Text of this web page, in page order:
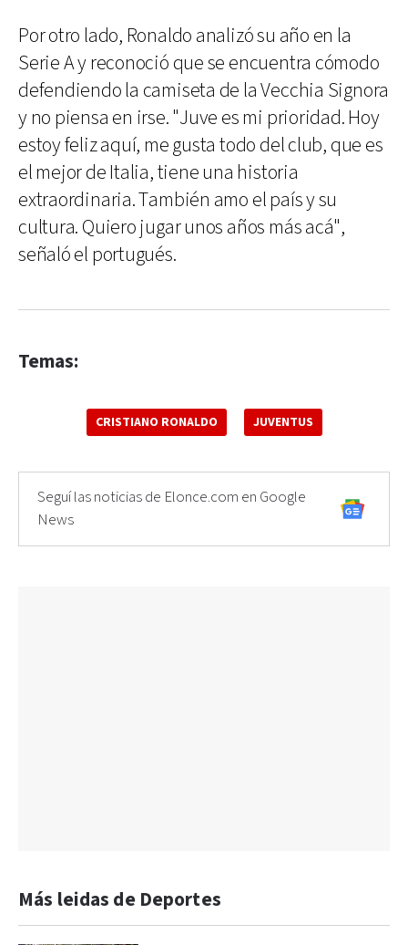
Por otro lado, Ronaldo analizó su año en la
Serie A y reconoció que se encuentra cómodo
defendiendo la camiseta de la Vecchia Signora
y no piensa en irse. "Juve es mi prioridad. Hoy
estoy feliz aquí, me gusta todo del club, que es
el mejor de Italia, tiene una historia
extraordinaria. También amo el país y su
cultura. Quiero jugar unos años más acá",
señaló el portugués.
Temas:
CRISTIANO RONALDO JUVENTUS
Seguí las noticias de Elonce.com en Google
News
Más leidas de Deportes